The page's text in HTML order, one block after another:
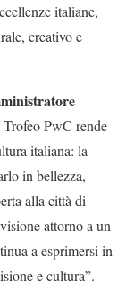
italiane,
creativo e
PwC rende
italiana: la
in bellezza,
alla città di
attorno a un
a esprimersi in
e cultura”.